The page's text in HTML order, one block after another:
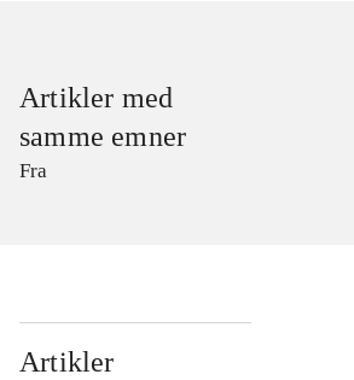
Artikler med
samme emner
Fra
Artikler